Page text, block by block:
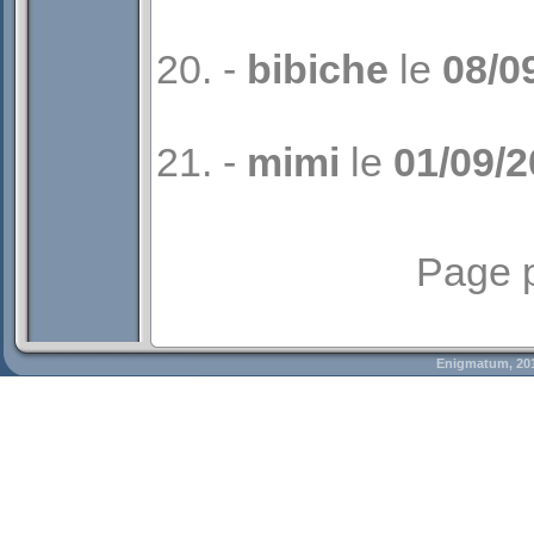
- bibiche le 08/
- mimi le 01/09/
Page
Enigmatum,